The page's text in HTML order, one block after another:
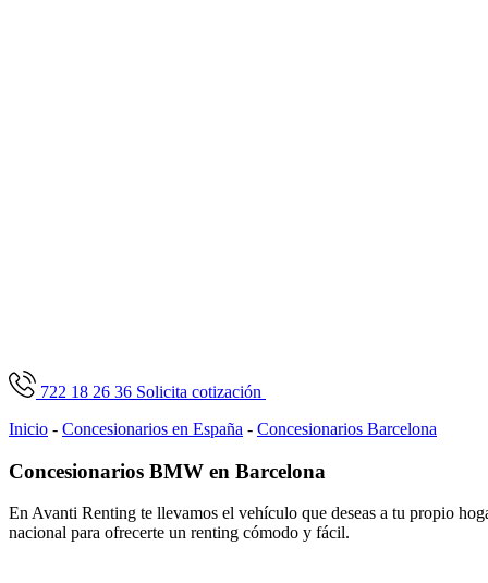
722 18 26 36 Solicita cotización
Inicio - Concesionarios en España - Concesionarios Barcelona
Concesionarios BMW en Barcelona
En Avanti Renting te llevamos el vehículo que deseas a tu propio
nacional para ofrecerte un renting cómodo y fácil.